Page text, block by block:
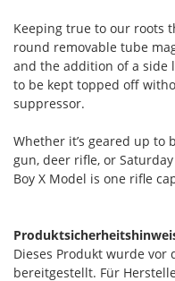
Keeping true to our roots
round removable tube
and the addition of a side
to be kept topped off
suppressor.
Whether it’s geared up to
gun, deer rifle, or
Boy X Model is one rifle
Dieses Produkt wurde vor
bereitgestellt. Für